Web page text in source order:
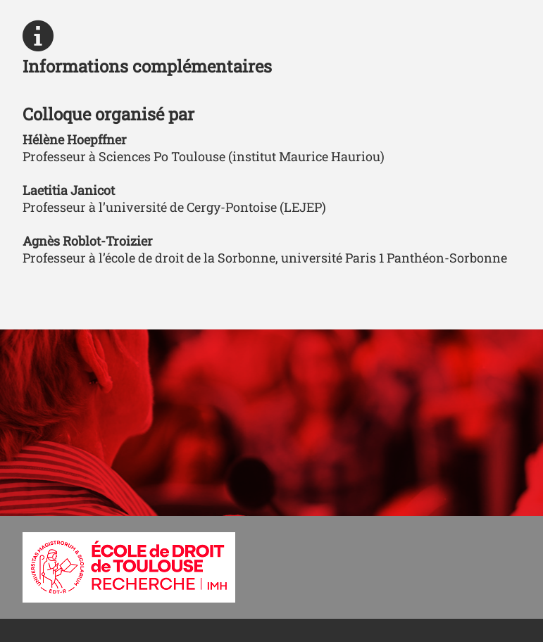
Informations complémentaires
Colloque organisé par
HélèneHoepffner
Professeur à Sciences Po Toulouse (institut Maurice Hauriou)
Laetitia Janicot
Professeur à l’université de Cergy-Pontoise (LEJEP)
Agnès Roblot-Troizier
Professeur à l’école de droit de la Sorbonne, université Paris 1 Panthéon-Sorbonne